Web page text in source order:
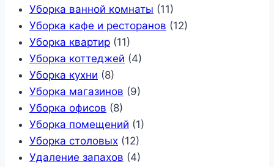
Уборка ванной комнаты (11)
Уборка кафе и ресторанов (12)
Уборка квартир (11)
Уборка коттеджей (4)
Уборка кухни (8)
Уборка магазинов (9)
Уборка офисов (8)
Уборка помещений (1)
Уборка столовых (12)
Удаление запахов (4)